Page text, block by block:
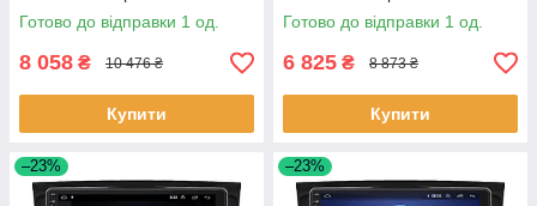
Wi-Fi GPS Base 1 шт.
Готово до відправки 1 од.
8 058 ₴ 10 476 ₴
Купити
Wi-Fi GPS Base 1 шт.
Готово до відправки 1 од.
6 825 ₴ 8 873 ₴
Купити
–23% –23%